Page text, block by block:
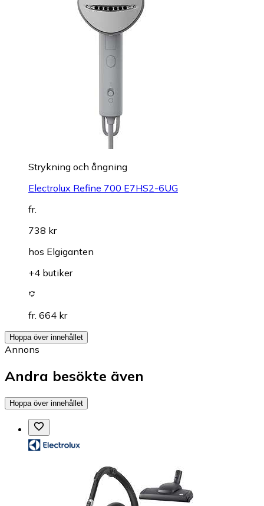
Strykning och ångning
Electrolux Refine 700 E7HS2-6UG
fr.
738 kr
hos Elgiganten
+4 butiker
fr. 664 kr
Hoppa över innehållet
Annons
Andra besökte även
Hoppa över innehållet